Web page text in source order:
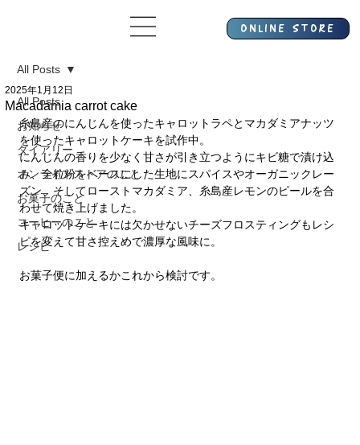
All Posts
お知らせ
ダイアリー
オンラインストアのこと
お菓子のこと
コーヒーのこと
レシピ
All Posts
Macadamia carrot cake
2025年1月12日
糸島産のにんじんを使ったキャロットラペとマカダミアナッツ
を使ったキャロットケーキを試作中。
にんじんの香りを少なく甘さが引き立つようにキビ糖で漬け込
み、全粒粉をベースにした生地にスパイスやオーガニックレー
ズン、そしてローストマカダミア、糸島産レモンのピールを合
わせて焼き上げました。
キャロットケーキには欠かせないチーズフロスティングもレシ
ピを変えて甘さ控えめで濃厚な風味に。
お菓子便に加えるかこれから検討です。